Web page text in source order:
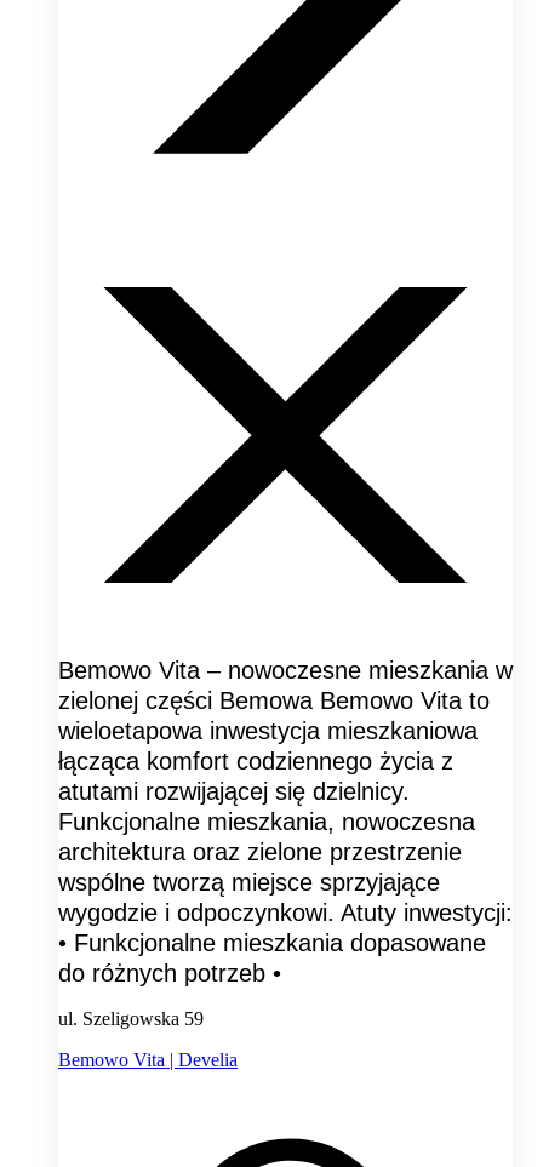
Bemowo Vita – nowoczesne mieszkania w
zielonej części Bemowa Bemowo Vita to
wieloetapowa inwestycja mieszkaniowa
łącząca komfort codziennego życia z
atutami rozwijającej się dzielnicy.
Funkcjonalne mieszkania, nowoczesna
architektura oraz zielone przestrzenie
wspólne tworzą miejsce sprzyjające
wygodzie i odpoczynkowi. Atuty inwestycji:
• Funkcjonalne mieszkania dopasowane
do różnych potrzeb •
ul. Szeligowska 59
Bemowo Vita | Develia